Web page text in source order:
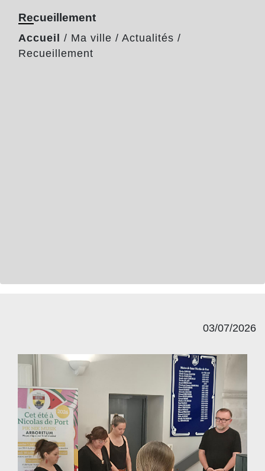
Recueillement
Accueil / Ma ville / Actualités /
Recueillement
03/07/2026